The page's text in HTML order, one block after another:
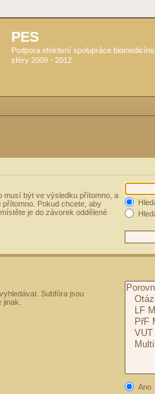
PES
Podpora efektivní spolupráce
sféry 2009 - 2012
musí být ve výsledku přítomno, a
Pokud chcete, aby
je do závorek oddělené
Subfóra jsou
Ano